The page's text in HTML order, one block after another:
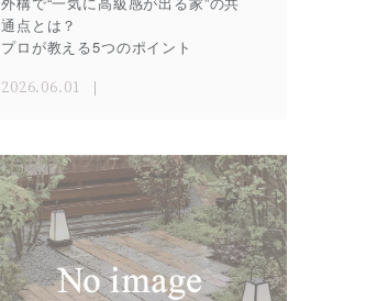
通点とは？
プロが教える5つのポイント
2026.06.01